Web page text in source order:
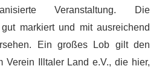
Veranstaltung. Die
markiert und mit ausreichend
Ein großes Lob gilt den
Verein Illtaler Land e.V., die hier,